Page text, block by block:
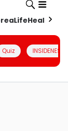
LifeHealth
Quiz INSIDENESIA